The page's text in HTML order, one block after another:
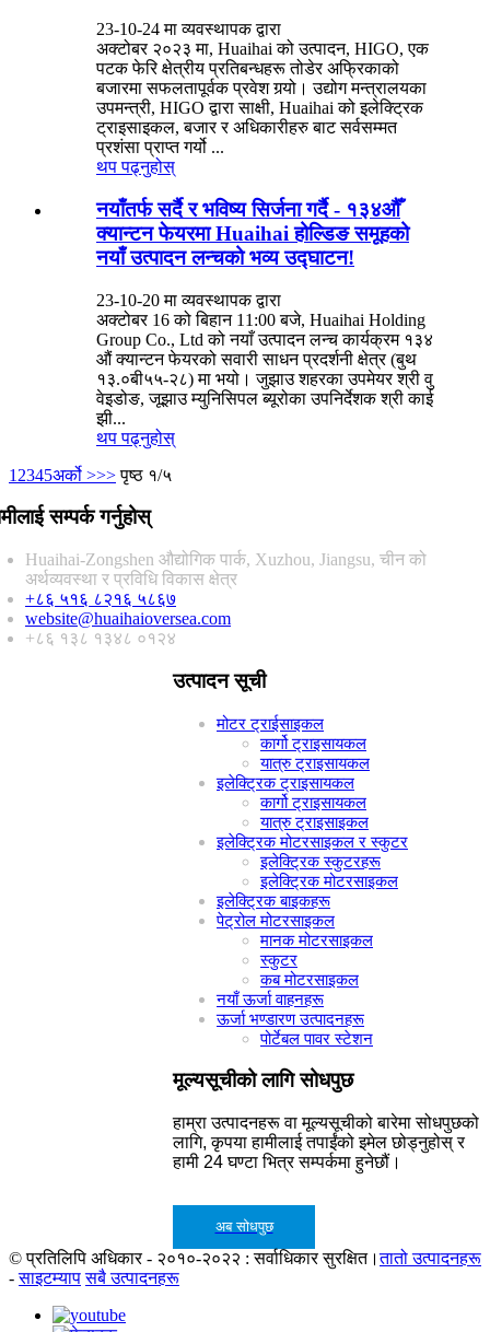
23-10-24 मा व्यवस्थापक द्वारा
अक्टोबर २०२३ मा, Huaihai को उत्पादन, HIGO, एक
पटक फेरि क्षेत्रीय प्रतिबन्धहरू तोडेर अफ्रिकाको
बजारमा सफलतापूर्वक प्रवेश गर्‍यो। उद्योग मन्त्रालयका
उपमन्त्री, HIGO द्वारा साक्षी, Huaihai को इलेक्ट्रिक
ट्राइसाइकल, बजार र अधिकारीहरु बाट सर्वसम्मत
प्रशंसा प्राप्त गर्यो ...
थप पढ्नुहोस्
नयाँतर्फ सर्दै र भविष्य सिर्जना गर्दै - १३४औँ
क्यान्टन फेयरमा Huaihai होल्डिङ समूहको
नयाँ उत्पादन लन्चको भव्य उद्घाटन!
23-10-20 मा व्यवस्थापक द्वारा
अक्टोबर 16 को बिहान 11:00 बजे, Huaihai Holding
Group Co., Ltd को नयाँ उत्पादन लन्च कार्यक्रम १३४
औं क्यान्टन फेयरको सवारी साधन प्रदर्शनी क्षेत्र (बुथ
१३.०बी५५-२८) मा भयो। जुझाउ शहरका उपमेयर श्री वु
वेइडोङ, जूझाउ म्युनिसिपल ब्यूरोका उपनिर्देशक श्री काई
झी...
थप पढ्नुहोस्
1 2345अर्को >>> पृष्ठ १/५
सम्पर्क गर्नुहोस्
Huaihai-Zongshen औद्योगिक पार्क, Xuzhou, Jiangsu, चीन को
अर्थव्यवस्था र प्रविधि विकास क्षेत्र
+८६ ५१६ ८२१६ ५८६७
website@huaihaioversea.com
+८६ १३८ १३४८ ०१२४
उत्पादन सूची
मोटर ट्राईसाइकल
कार्गो ट्राइसायकल
यात्रु ट्राइसायकल
इलेक्ट्रिक ट्राइसायकल
कार्गो ट्राइसायकल
यात्रु ट्राइसाइकल
इलेक्ट्रिक मोटरसाइकल र स्कुटर
इलेक्ट्रिक स्कुटरहरू
इलेक्ट्रिक मोटरसाइकल
इलेक्ट्रिक बाइकहरू
पेट्रोल मोटरसाइकल
मानक मोटरसाइकल
स्कुटर
कब मोटरसाइकल
नयाँ ऊर्जा वाहनहरू
ऊर्जा भण्डारण उत्पादनहरू
पोर्टेबल पावर स्टेशन
मूल्यसूचीको लागि सोधपुछ
हाम्रा उत्पादनहरू वा मूल्यसूचीको बारेमा सोधपुछको
लागि, कृपया हामीलाई तपाईंको इमेल छोड्नुहोस् र
हामी 24 घण्टा भित्र सम्पर्कमा हुनेछौं।
अब सोधपुछ
© प्रतिलिपि अधिकार - २०१०-२०२२ : सर्वाधिकार सुरक्षित।तातो उत्पादनहरू
-साइटम्याप सबै उत्पादनहरू